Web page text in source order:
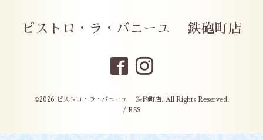
ビストロ・ラ・バニーユ 鉄砲町店
©2026 ビストロ・ラ・バニーユ 鉄砲町店. All Rights Reserved.
/
RSS